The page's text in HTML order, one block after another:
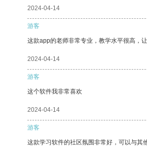
2024-04-14
游客
这款app的老师非常专业，教学水平很高，
2024-04-14
游客
这个软件我非常喜欢
2024-04-14
游客
这款学习软件的社区氛围非常好，可以与其